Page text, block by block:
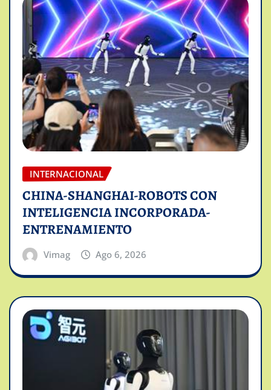
INTERNACIONAL
CHINA-SHANGHAI-ROBOTS CON
INTELIGENCIA INCORPORADA-
ENTRENAMIENTO
Vimag Ago 6, 2026